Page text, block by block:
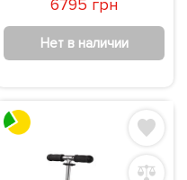
6795 грн
Нет в наличии